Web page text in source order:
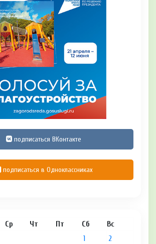
подписаться ВКонтакте
подписаться в Одноклассниках
Ср Чт Пт Сб Вс
1
2